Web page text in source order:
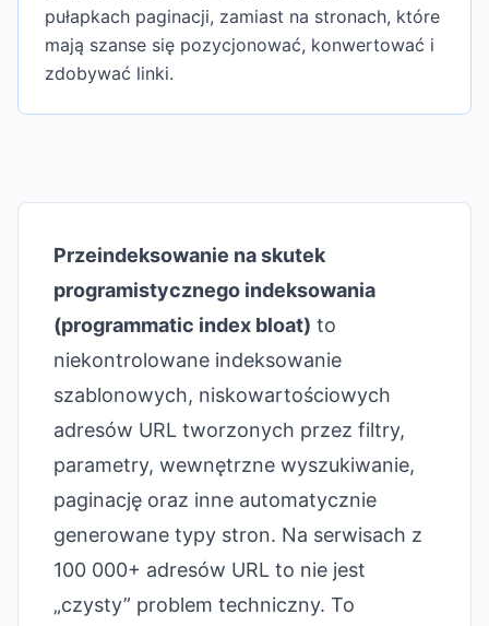
pułapkach paginacji, zamiast na stronach, które
mają szanse się pozycjonować, konwertować i
zdobywać linki.
Przeindeksowanie na skutek
programistycznego indeksowania
(programmatic index bloat) to
niekontrolowane indeksowanie
szablonowych, niskowartościowych
adresów URL tworzonych przez filtry,
parametry, wewnętrzne wyszukiwanie,
paginację oraz inne automatycznie
generowane typy stron. Na serwisach z
100 000+ adresów URL to nie jest
„czysty” problem techniczny. To